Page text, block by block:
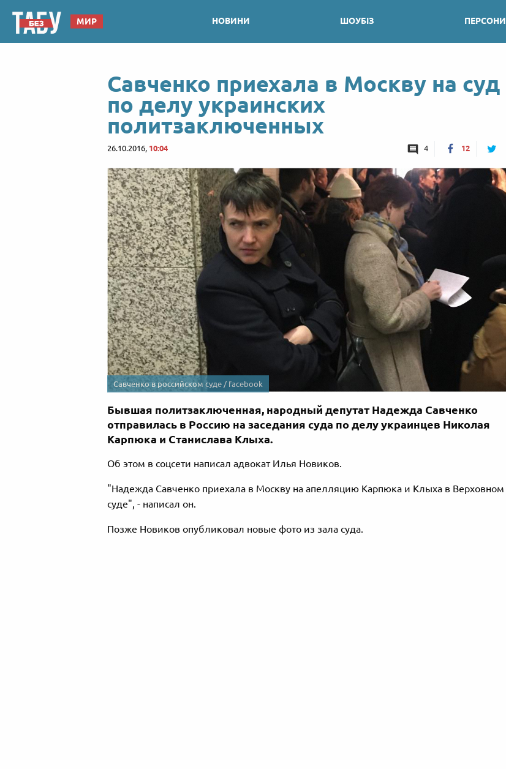
МИР НОВИНИ ШОУБІЗ ПЕРСОНИ
Савченко приехала в Москву на суд
по делу украинских
политзаключенных
26.10.2016, 10:04 4 12
Савченко в российском суде / facebook
Бывшая политзаключенная, народный депутат Надежда Савченко
отправилась в Россию на заседания суда по делу украинцев Николая
Карпюка и Станислава Клыха.
Об этом в соцсети написал адвокат Илья Новиков.
"Надежда Савченко приехала в Москву на апелляцию Карпюка и Клыха в Верховном
суде", - написал он.
Позже Новиков опубликовал новые фото из зала суда.